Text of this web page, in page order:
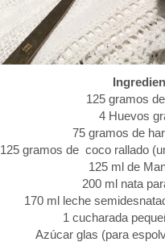
125 gramos
4 Huevos
75 gramos de
125 gramos de coco rallado
125 ml de
200 ml nata
170 ml leche
1 cucharada
Azúcar glas (para